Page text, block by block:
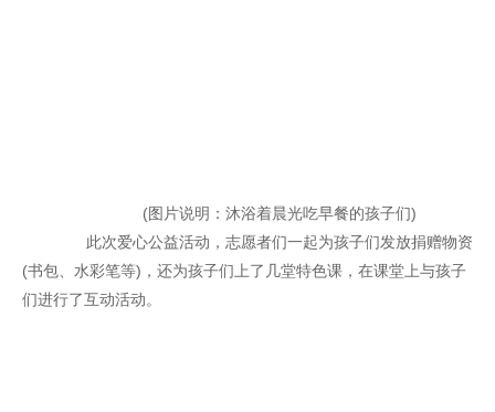
(图片说明：沐浴着晨光吃早餐的孩子们)
此次爱心公益活动，志愿者们一起为孩子们发放捐赠物资
(书包、水彩笔等)，还为孩子们上了几堂特色课，在课堂上与孩子
们进行了互动活动。